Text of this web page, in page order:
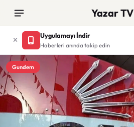
Yazar TV
Uygulamayı İndir
Haberleri anında takip edin
Gundem